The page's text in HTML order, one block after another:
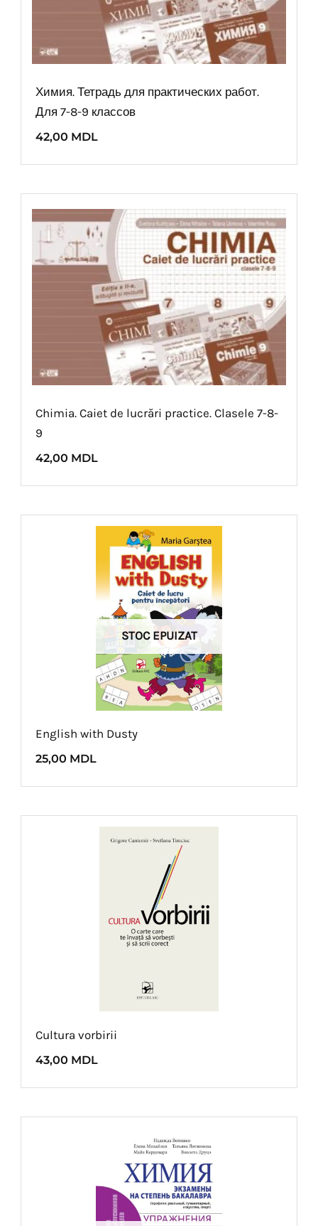
Химия. Тетрадь для практических работ.
Для 7-8-9 классов
42,00 MDL
Chimia. Caiet de lucrări practice. Clasele 7-8-
9
42,00 MDL
STOC EPUIZAT
English with Dusty
25,00 MDL
Cultura vorbirii
43,00 MDL